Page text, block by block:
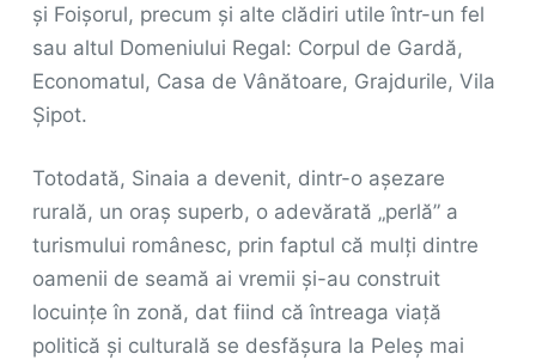
și Foișorul, precum și alte clădiri utile într-un fel
sau altul Domeniului Regal: Corpul de Gardă,
Economatul, Casa de Vânătoare, Grajdurile, Vila
Șipot.
Totodată, Sinaia a devenit, dintr-o așezare
rurală, un oraș superb, o adevărată „perlă” a
turismului românesc, prin faptul că mulți dintre
oamenii de seamă ai vremii și-au construit
locuințe în zonă, dat fiind că întreaga viață
politică și culturală se desfășura la Peleș mai